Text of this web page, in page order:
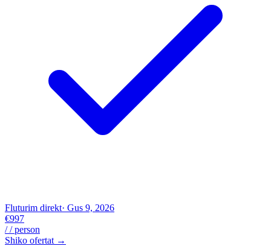
Fluturim direkt· Gus 9, 2026
€997
/ / person
Shiko ofertat →